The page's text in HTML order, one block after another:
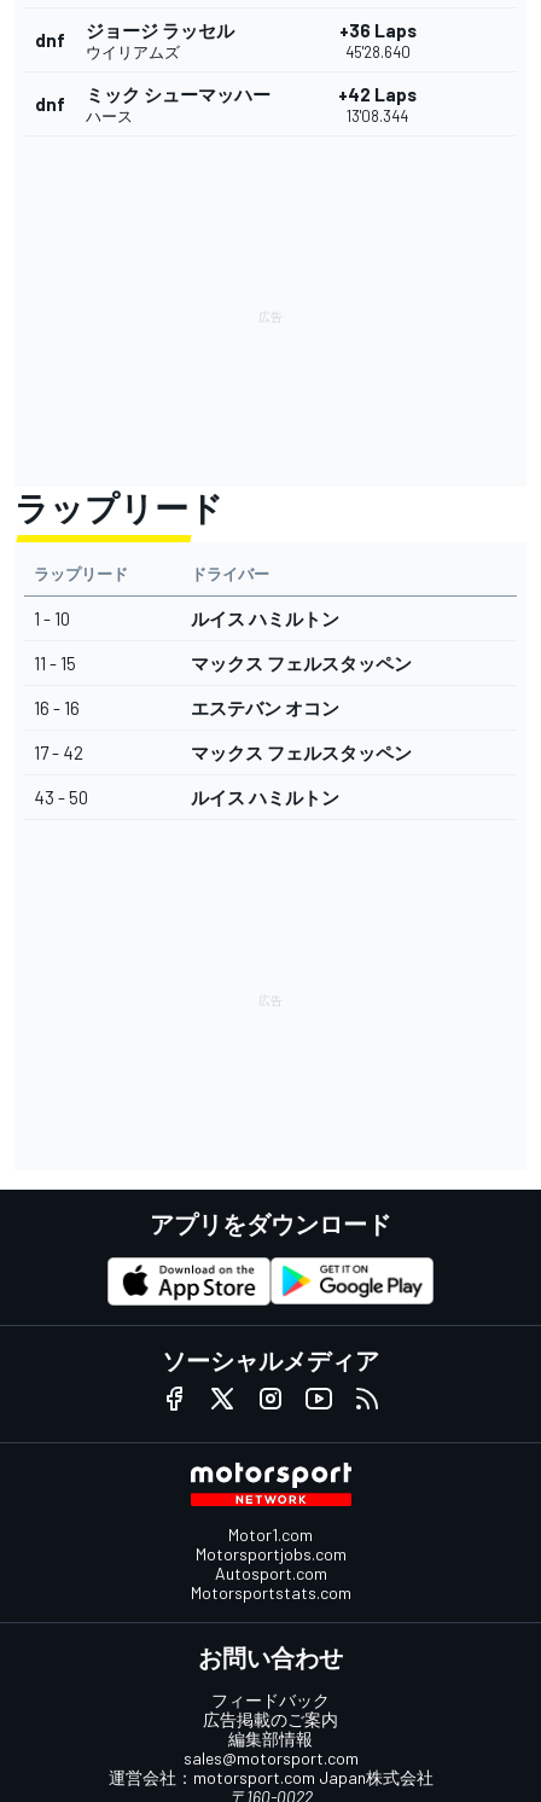
dnf ジョージ ラッセル
ウイリアムズ
+36 Laps
45'28.640
dnf ミック シューマッハー
ハース
+42 Laps
13'08.344
ラップリード
ラップリード ドライバー
1 - 10 ルイス ハミルトン
11 - 15 マックス フェルスタッペン
16 - 16 エステバン オコン
17 - 42 マックス フェルスタッペン
43 - 50 ルイス ハミルトン
アプリをダウンロード
ソーシャルメディア
Motor1.com
Motorsportjobs.com
Autosport.com
Motorsportstats.com
お問い合わせ
フィードバック
広告掲載のご案内
編集部情報
sales@motorsport.com
運営会社： motorsport.com Japan株式会社
〒160-0022